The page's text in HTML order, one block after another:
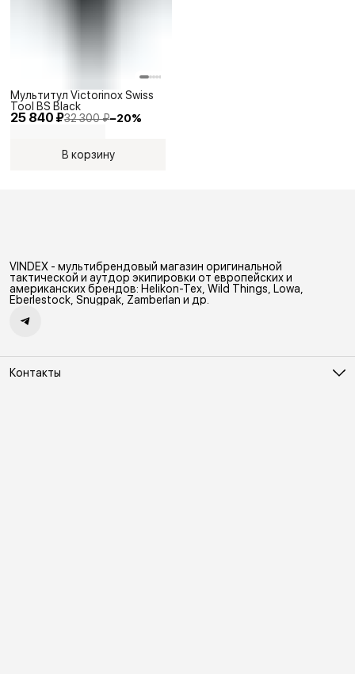
25 840 ₽32 300 ₽−20%
Мультитул Victorinox Swiss
Tool BS Black
В корзину
VINDEX - мультибрендовый магазин оригинальной
тактической и аутдор экипировки от европейских и
американских брендов: Helikon-Tex, Wild Things, Lowa,
Eberlestock, Snugpak, Zamberlan и др.
Контакты